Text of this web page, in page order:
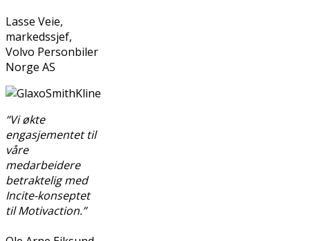
Lasse Veie,
markedssjef,
Volvo Personbiler
Norge AS
“Vi økte
engasjementet til
våre
medarbeidere
betraktelig med
Incite-konseptet
til Motivaction.”